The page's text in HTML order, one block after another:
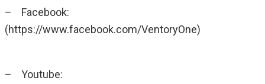
– Facebook:
(https://www.facebook.com/VentoryOne)
– Youtube: